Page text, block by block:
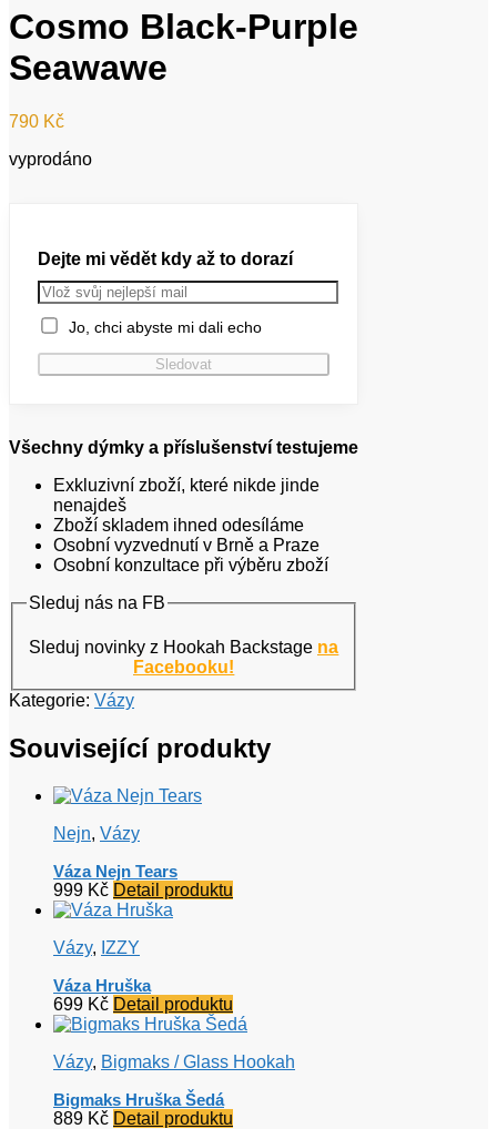
Cosmo Black-Purple
Seawawe
790 Kč
vyprodáno
Dejte mi vědět kdy až to dorazí
Jo, chci abyste mi dali echo
Všechny dýmky a příslušenství testujeme
Exkluzivní zboží, které nikde jinde
nenajdeš
Zboží skladem ihned odesíláme
Osobní vyzvednutí v Brně a Praze
Osobní konzultace při výběru zboží
Sleduj nás na FB
Sleduj novinky z Hookah Backstage na
Facebooku!
Kategorie: Vázy
Související produkty
Nejn, Vázy
Váza Nejn Tears
999 Kč Detail produktu
Vázy, IZZY
Váza Hruška
699 Kč Detail produktu
Vázy, Bigmaks / Glass Hookah
Bigmaks Hruška Šedá
889 Kč Detail produktu